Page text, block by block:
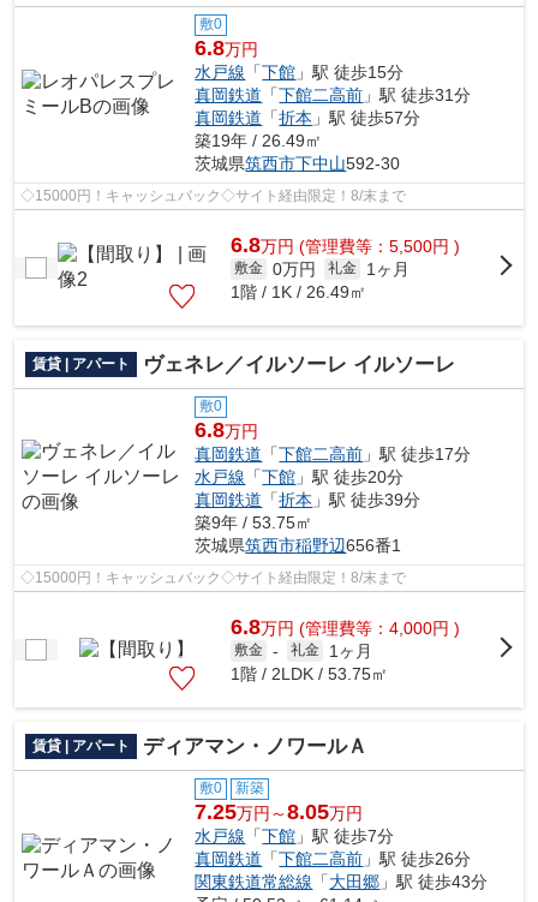
敷0
6.8万円
水戸線 「下館 」駅 徒歩15分
真岡鉄道 「下館二高前 」駅 徒歩31分
真岡鉄道 「折本 」駅 徒歩57分
築19年 / 26.49㎡
茨城県筑西市下中山592-30
◇15000円！キャッシュバック◇サイト経由限定！8/末まで
6.8万円 (管理費等：5,500円 )
敷金 0万円 礼金
1ヶ月
1階 / 1K / 26.49㎡
賃貸 | アパート ヴェネレ／イルソーレ イルソーレ
敷0
6.8万円
真岡鉄道 「下館二高前 」駅 徒歩17分
水戸線 「下館 」駅 徒歩20分
真岡鉄道 「折本 」駅 徒歩39分
築9年 / 53.75㎡
茨城県筑西市稲野辺656番1
◇15000円！キャッシュバック◇サイト経由限定！8/末まで
6.8万円 (管理費等：4,000円 )
敷金 - 礼金
1ヶ月
1階 / 2LDK / 53.75㎡
賃貸 | アパート ディアマン・ノワールＡ
敷0 新築
7.25万円～8.05万円
水戸線 「下館 」駅 徒歩7分
真岡鉄道 「下館二高前 」駅 徒歩26分
関東鉄道常総線 「大田郷 」駅 徒歩43分